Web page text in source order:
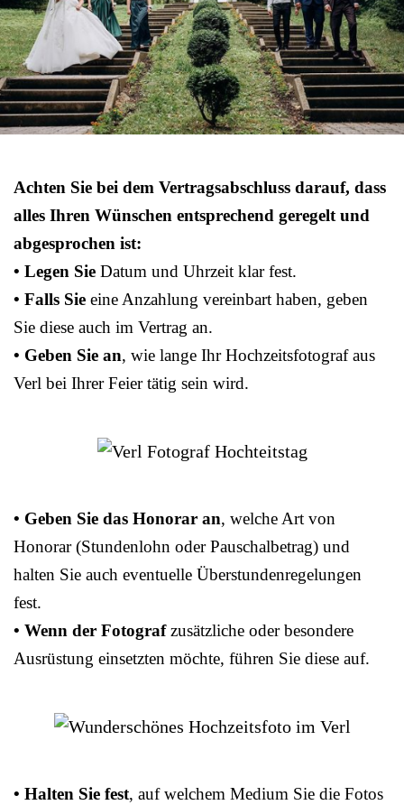
Achten Sie bei dem Vertragsabschluss darauf, dass
alles Ihren Wünschen entsprechend geregelt und
abgesprochen ist:
• Legen Sie Datum und Uhrzeit klar fest.
• Falls Sie eine Anzahlung vereinbart haben, geben
Sie diese auch im Vertrag an.
• Geben Sie an, wie lange Ihr Hochzeitsfotograf aus
Verl bei Ihrer Feier tätig sein wird.
• Geben Sie das Honorar an, welche Art von
Honorar (Stundenlohn oder Pauschalbetrag) und
halten Sie auch eventuelle Überstundenregelungen
fest.
• Wenn der Fotografzusätzliche oder besondere
Ausrüstung einsetzten möchte, führen Sie diese auf.
• Halten Sie fest, auf welchem Medium Sie die Fotos